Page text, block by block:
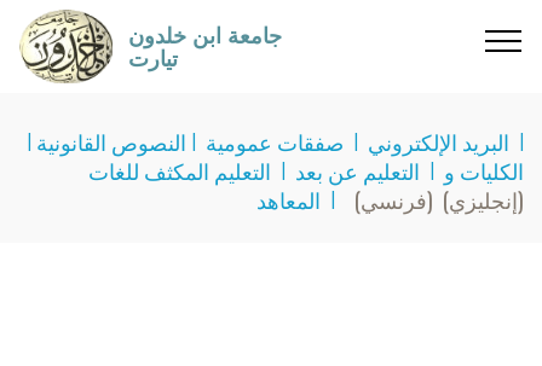
جامعة ابن خلدون
تيارت
I النصوص القانونية I صفقات عمومية I البريد الإلكتروني I
التعليم المكثف للغات I التعليم عن بعد I الكليات و
المعاهد I (فرنسي) (إنجليزي)